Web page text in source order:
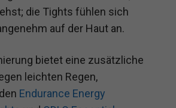
die Tights fühlen sich
auf der Haut an.
bietet eine zusätzliche
leichten Regen,
Endurance Energy